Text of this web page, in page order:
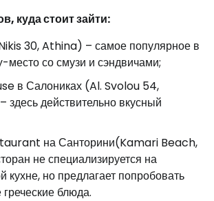
куда стоит зайти:
30, Athina) – самое популярное в
со смузи и сэндвичами;
в Салониках (Al. Svolou 54,
действительно вкусный
на Санторини(Kamari Beach,
не специализируется на
кухне, но предлагает попробовать
блюда.